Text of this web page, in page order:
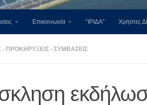
Επικοινωνία “ΙΡΙΔΑ” Χρήστες
ΠΡΟΚΗΡΎΞΕΙΣ - ΣΥΜΒΆΣΕΙΣ